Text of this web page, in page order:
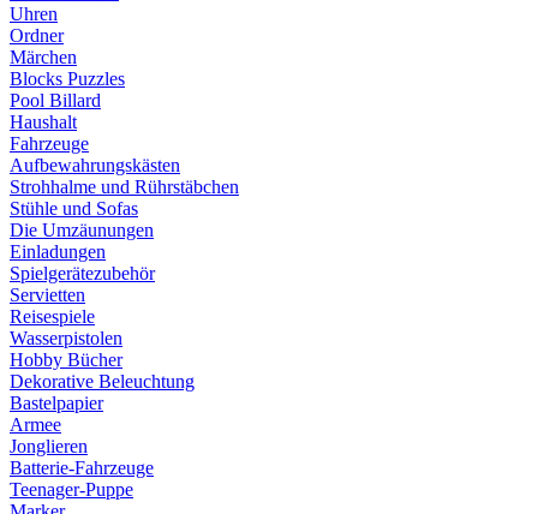
Uhren
Ordner
Märchen
Blocks Puzzles
Pool Billard
Haushalt
Fahrzeuge
Aufbewahrungskästen
Strohhalme und Rührstäbchen
Stühle und Sofas
Die Umzäunungen
Einladungen
Spielgerätezubehör
Servietten
Reisespiele
Wasserpistolen
Hobby Bücher
Dekorative Beleuchtung
Bastelpapier
Armee
Jonglieren
Batterie-Fahrzeuge
Teenager-Puppe